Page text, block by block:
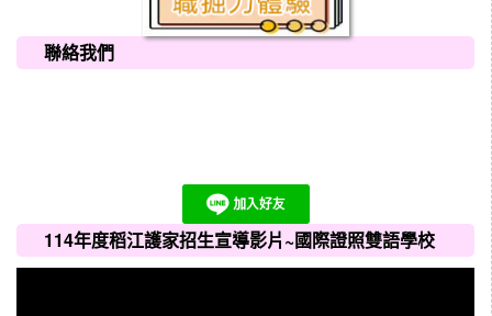
聯絡我們
114年度稻江護家招生宣導影片~國際證照雙語學校